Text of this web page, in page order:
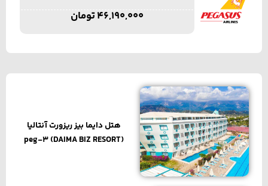
46,190,000تومان
هتل دایما بیز ریزورت آنتالیا
(DAIMA BIZ RESORT) peg-3